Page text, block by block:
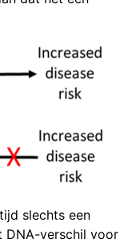
slechts een
DNA-verschil voor